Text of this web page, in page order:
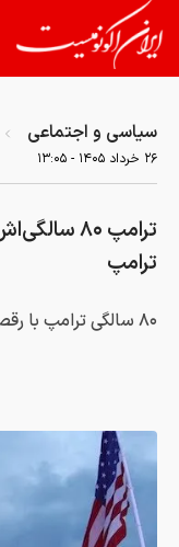
سیاسی و اجتماعی
۲۶ خرداد ۱۴۰۵ - ۱۳:۰۵
ترامپ ۸۰
ترامپ
۸۰ سالگی ترامپ با رقص موشک همراه بود